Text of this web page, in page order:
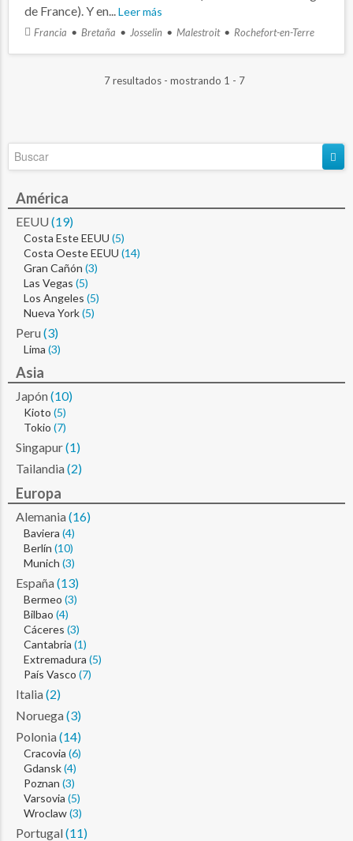
de France). Y en...Leer más
Francia Bretaña Josselin Malestroit Rochefort-en-Terre
7 resultados - mostrando 1 - 7
América
EEUU (19)
Costa Este EEUU (5)
Costa Oeste EEUU (14)
Gran Cañón (3)
Las Vegas (5)
Los Angeles (5)
Nueva York(5)
Peru (3)
Lima (3)
Asia
Japón (10)
Kioto (5)
Tokio (7)
Singapur(1)
Tailandia (2)
Europa
Alemania (16)
Baviera (4)
Berlín (10)
Munich (3)
España (13)
Bermeo (3)
Bilbao (4)
Cáceres (3)
Cantabria (1)
Extremadura (5)
País Vasco (7)
Italia (2)
Noruega (3)
Polonia (14)
Cracovia (6)
Gdansk(4)
Poznan (3)
Varsovia (5)
Wroclaw(3)
Portugal (11)